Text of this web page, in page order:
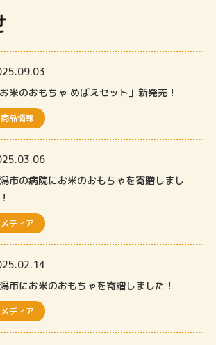
お米のおもちゃ めばえセット」新発売！
商品情報
市の病院にお米のおもちゃを寄贈しまし
メディア
市にお米のおもちゃを寄贈しました！
メディア